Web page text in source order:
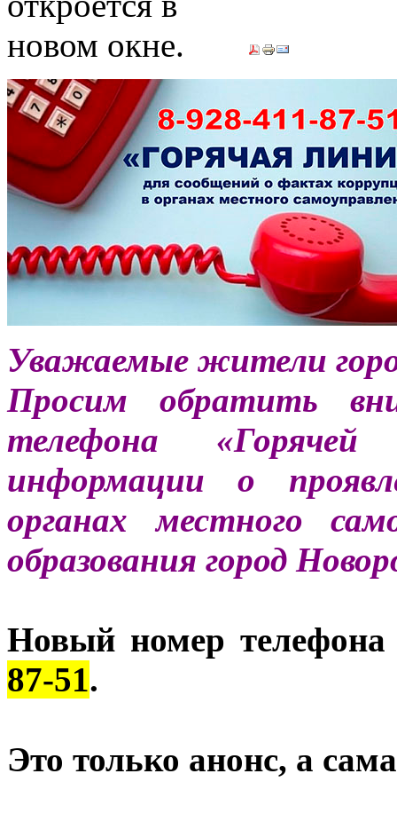
Уважаемые жители
Просим обратить
телефона
информации о
органах местного
образования город
Новый номер
87-51.
Это только анонс, а